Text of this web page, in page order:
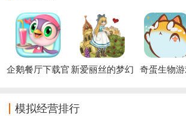
企鹅餐厅下载官 新爱丽丝的梦幻
奇蛋生物
模拟经营排行